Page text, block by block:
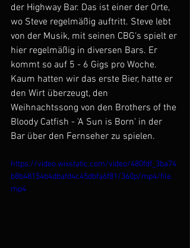
der Highway Bar. Das ist einer der Orte,
wo Steve regelmäßig auftritt. Steve lebt
von der Musik, mit seinen CBG‘s spielt er
hier regelmäßig in diversen Bars. Er
kommt so auf 5 - 6 Gigs pro Woche.
Kaum hatten wir das erste Bier, hatte er
den Wirt überzeugt, den
Weihnachtssong von den Brothers of the
Bloody Catfish - 'A Sun is Born' in der
Bar über den Fernseher zu spielen.
https://video.wixstatic.com/video/480fdf_3ba74
b8b48154b4dbafd4c45dbfa6f81/360p/mp4/file.
mp4